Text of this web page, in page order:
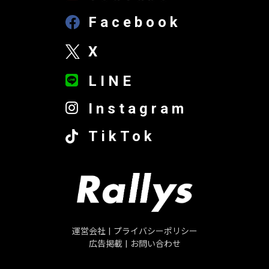
Facebook
X
LINE
Instagram
TikTok
運営会社
プライバシーポリシー
広告掲載
お問い合わせ